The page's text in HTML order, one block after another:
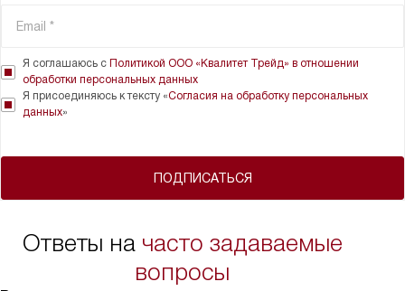
ПОДПИСАТЬСЯ
Я соглашаюсь с Политикой ООО «Квалитет Трейд» в отношении
обработки персональных данных
Я присоединяюсь к тексту «Согласия на обработку персональных
данных»
Ответы на часто задаваемые
вопросы